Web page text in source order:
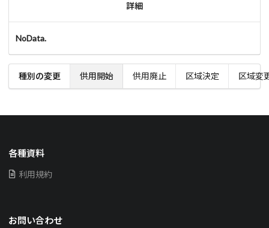
詳細
NoData.
種別の変更 供用開始 供用廃止 区域決定 区域変
各種資料
利用規約
お問い合わせ